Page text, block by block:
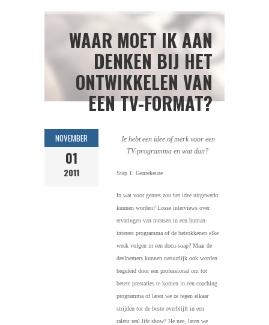
WAAR MOET IK AAN
DENKEN BIJ HET
ONTWIKKELEN VAN
EEN TV-FORMAT?
NOVEMBER
01
2011
Je hebt een idee of merk voor een
TV-programma en wat dan?
Stap 1: Genrekeuze
In wat voor genres zou het idee uitgewerkt
kunnen worden? Losse interviews over
ervaringen van mensen in een human-
interest programma of de betrokkenen elke
week volgen in een docu-soap? Maar de
deelnemers kunnen natuurlijk ook worden
begeleid door een professional om tot
betere prestaties te komen in een coaching
programma of laten we ze tegen elkaar
strijden tot de beste overblijft in een
talent real life show? He nee, laten we